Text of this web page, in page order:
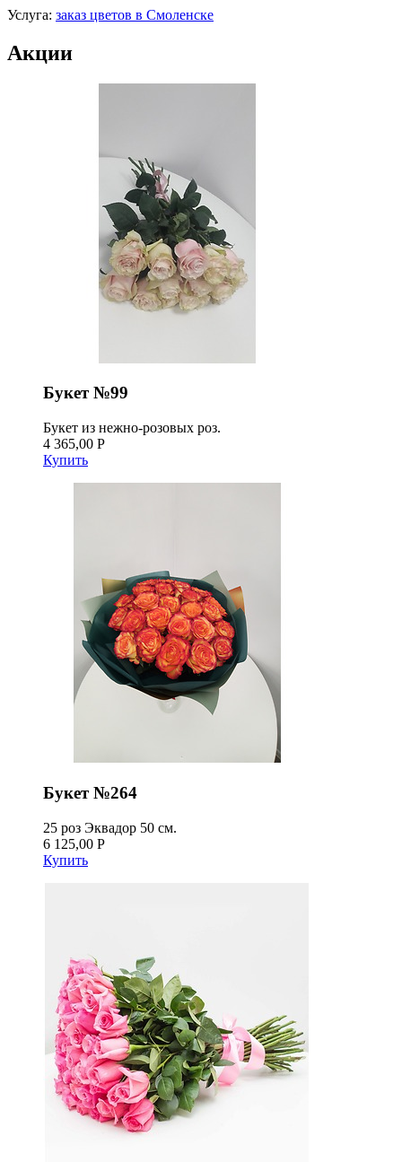
Услуга: заказ цветов в Смоленске
Акции
Букет №99
Букет из нежно-розовых роз.
4 365,00 Р
Купить
Букет №264
25 роз Эквадор 50 см.
6 125,00 Р
Купить